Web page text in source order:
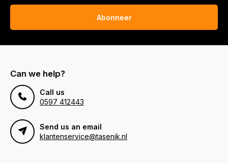
Abonneer
Can we help?
Call us
0597 412443
Send us an email
klantenservice@tasenik.nl